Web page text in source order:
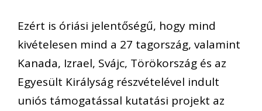
Ezért is óriási jelentőségű, hogy mind
kivételesen mind a 27 tagország, valamint
Kanada, Izrael, Svájc, Törökország és az
Egyesült Királyság részvételével indult
uniós támogatással kutatási projekt az